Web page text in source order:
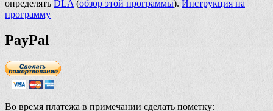
определять DLA (обзор этой программы). Инструкция на
программу
PayPal
Во время платежа в примечании сделать пометку: